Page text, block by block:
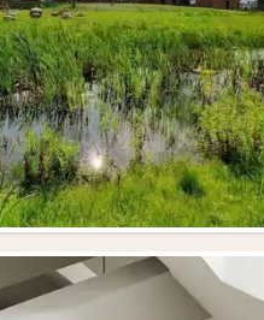
Vorheriges Bild